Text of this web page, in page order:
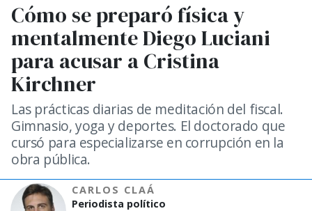
Cómo se preparó física y
mentalmente Diego Luciani
para acusar a Cristina
Kirchner
Las prácticas diarias de meditación del fiscal.
Gimnasio, yoga y deportes. El doctorado que
cursó para especializarse en corrupción en la
obra pública.
CARLOS CLAÁ
Periodista político